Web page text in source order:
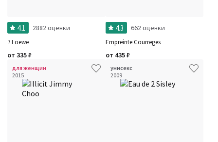
4.1 2882 оценки
7 Loewe
от 335₽
4.3 662 оценки
Empreinte Courreges
от 435₽
для женщин
2015
унисекс
2009